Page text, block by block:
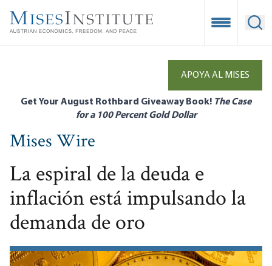
main
Open
APOYA AL MISES
Get Your August Rothbard Giveaway Book! The Case
for a 100 Percent Gold Dollar
Mises Wire
La espiral de la deuda e
inflación está impulsando la
demanda de oro